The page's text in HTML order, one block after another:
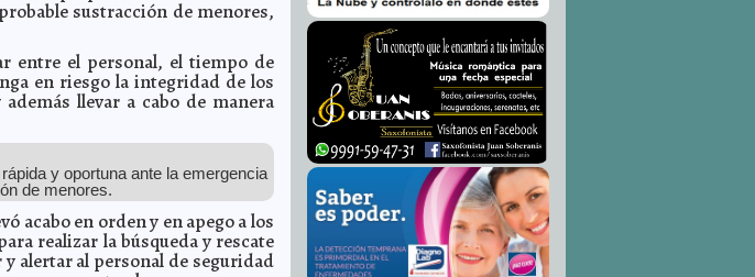
sustracción de menores,
entre el personal, el tiempo de
en riesgo la integridad de los
llevar a cabo de manera
y oportuna ante la emergencia
de menores.
acabo en orden y en apego a los
realizar la búsqueda y rescate
alertar al personal de seguridad